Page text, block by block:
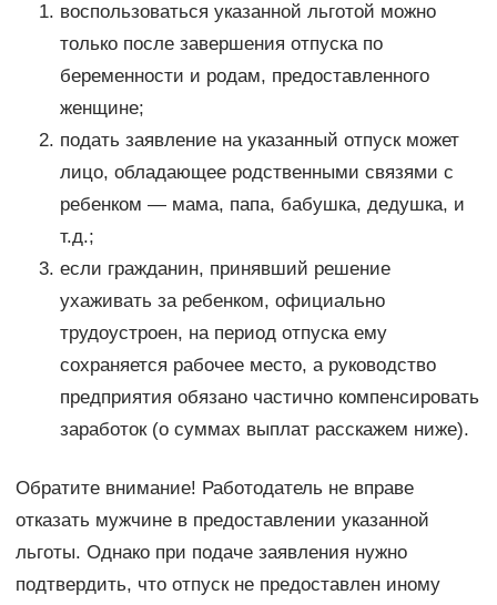
воспользоваться указанной льготой можно
только после завершения отпуска по
беременности и родам, предоставленного
женщине;
подать заявление на указанный отпуск может
лицо, обладающее родственными связями с
ребенком — мама, папа, бабушка, дедушка, и
т.д.;
если гражданин, принявший решение
ухаживать за ребенком, официально
трудоустроен, на период отпуска ему
сохраняется рабочее место, а руководство
предприятия обязано частично компенсировать
заработок (о суммах выплат расскажем ниже).
Обратите внимание! Работодатель не вправе
отказать мужчине в предоставлении указанной
льготы. Однако при подаче заявления нужно
подтвердить, что отпуск не предоставлен иному